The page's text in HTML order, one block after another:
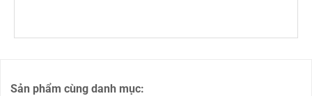
Sản phẩm cùng danh mục: